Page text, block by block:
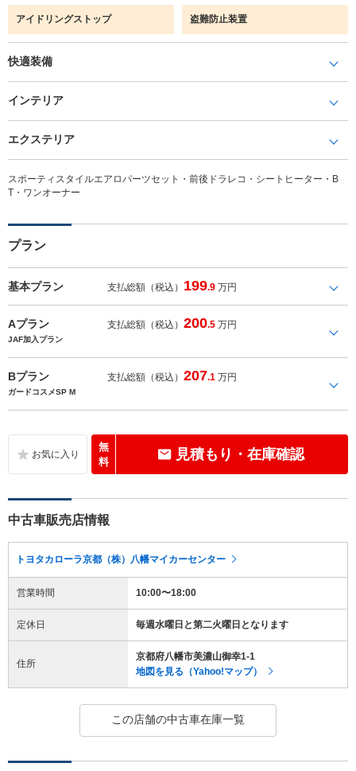
アイドリングストップ 盗難防止装置
快適装備
インテリア
エクステリア
スポーティスタイルエアロパーツセット・前後ドラレコ・シートヒーター・B
T・ワンオーナー
プラン
基本プラン 支払総額（税込） 199.9 万円
Aプラン 支払総額（税込）200.5 万円
JAF加入プラン
Bプラン 支払総額（税込）207.1 万円
ガードコスメSP M
無
料
見積もり・在庫確認
中古車販売店情報
トヨタカローラ京都（株）八幡マイカーセンター
営業時間 10:00〜18:00
定休日 毎週水曜日と第二火曜日となります
住所
京都府八幡市美濃山御幸1-1
地図を見る（Yahoo!マップ）
この店舗の中古車在庫一覧